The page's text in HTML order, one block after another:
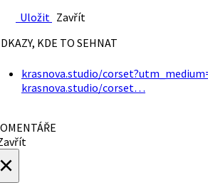
Uložit Zavřít
KDE TO SEHNAT
krasnova.studio/
krasnova.studio/corset…